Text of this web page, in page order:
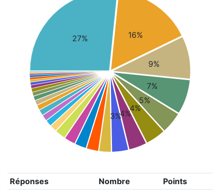
27% 16%
9%
7%
5%
4%
4%
3%
Réponses Nombre
Points